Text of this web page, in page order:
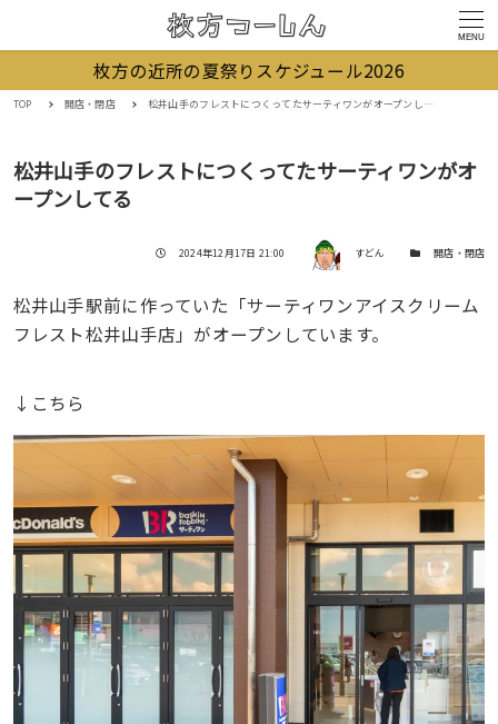
MENU
枚方の近所の夏祭りスケジュール2026
TOP 開店・閉店 松井山手のフレストにつくってたサーティワンがオープンしてる
松井山手のフレストにつくってたサーティワンがオ
ープンしてる
投稿日
2024年12月17日 21:00 著者 すどん カテゴリー開店・閉店
松井山手駅前に作っていた「サーティワンアイスクリーム
フレスト松井山手店」がオープンしています。
↓こちら